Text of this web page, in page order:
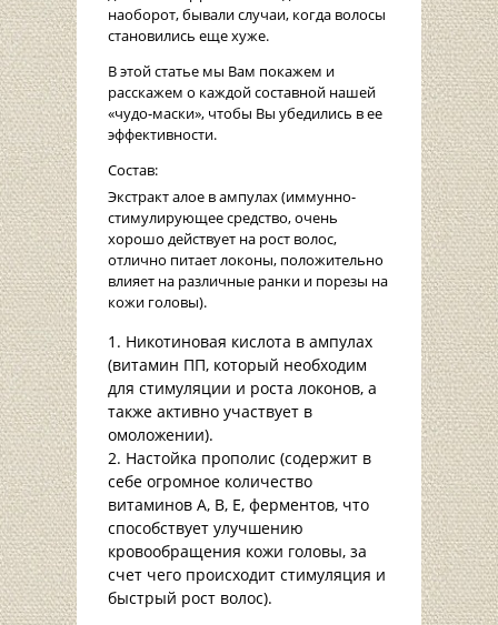
наоборот, бывали случаи, когда волосы
становились еще хуже.
В этой статье мы Вам покажем и
расскажем о каждой составной нашей
«чудо-маски», чтобы Вы убедились в ее
эффективности.
Состав:
Экстракт алое в ампулах (иммунно-
стимулирующее средство, очень
хорошо действует на рост волос,
отлично питает локоны, положительно
влияет на различные ранки и порезы на
кожи головы).
Никотиновая кислота в ампулах
(витамин ПП, который необходим
для стимуляции и роста локонов, а
также активно участвует в
омоложении).
Настойка прополис (содержит в
себе огромное количество
витаминов А, B, E, ферментов, что
способствует улучшению
кровообращения кожи головы, за
счет чего происходит стимуляция и
быстрый рост волос).